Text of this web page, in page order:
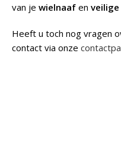
van je wielnaaf en
Heeft u toch nog vragen
contact via onze